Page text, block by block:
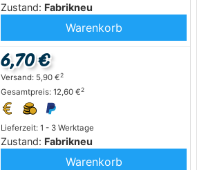
Zustand: Fabrikneu
Warenkorb
Lieferzeit: 1 - 3 Werktage
Zustand: Fabrikneu
6,70 €
Versand: 5,90 €2
Gesamtpreis: 12,60 €2
Warenkorb